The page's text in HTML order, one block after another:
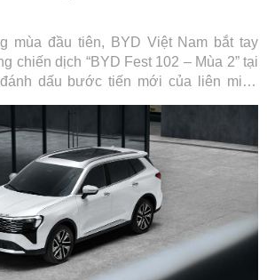
mùa đầu tiên, BYD Việt Nam bắt tay
chiến dịch “BYD Fest 102 – Mùa 2” tại
dấu bước tiến mới của liên minh
cho ngành vận tải dịch vụ tại Việt Nam.